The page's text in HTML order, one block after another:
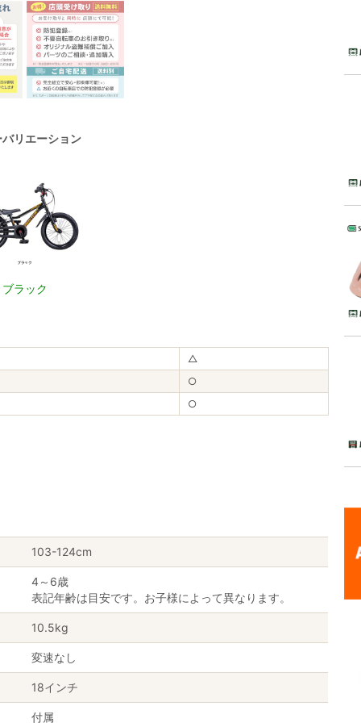
リエーション
ブラック
△
○
○
103-124cm
4～6歳
表記年齢は目安です。お子様によって異なります。
10.5kg
変速なし
18インチ
付属